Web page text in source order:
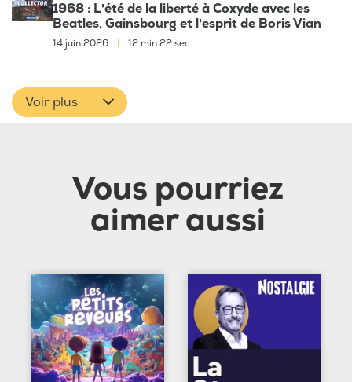
1968 : L'été de la liberté à Coxyde avec les
Beatles, Gainsbourg et l'esprit de Boris Vian
14 juin 2026 12 min 22 sec
Voir plus
Vous pourriez
aimer aussi